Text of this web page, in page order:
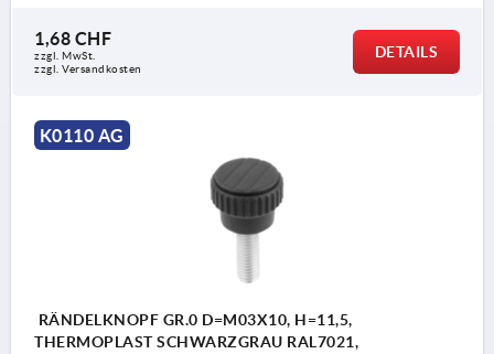
1,68 CHF
zzgl. MwSt.
zzgl. Versandkosten
DETAILS
K0110 AG
RÄNDELKNOPF GR.0 D=M03X10, H=11,5,
THERMOPLAST SCHWARZGRAU RAL7021,